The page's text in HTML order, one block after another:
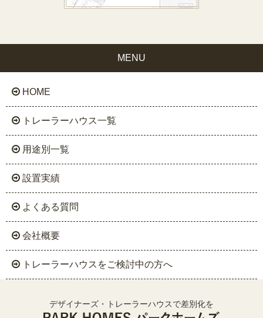
MENU
HOME
トレーラーハウス一覧
用途別一覧
設置実績
よくある質問
会社概要
トレーラーハウスをご検討中の方へ
デザイナーズ・トレーラーハウスで差別化を